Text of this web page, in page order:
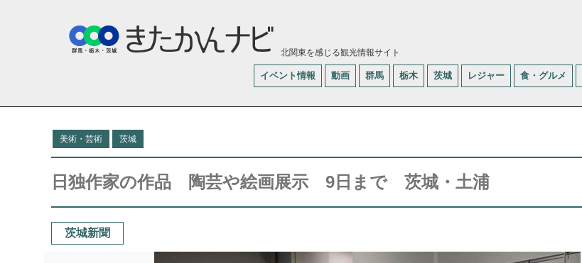
北関東を感じる観光情報サイト
イベント情報 動画 群馬 栃木 茨城 レジャー 食・グルメ
美術・芸術 茨城
日独作家の作品 陶芸や絵画展示 9日まで 茨城・土浦
茨城新聞